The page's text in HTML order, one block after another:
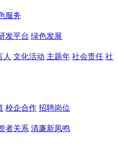
服务
发平台 绿色发展
人 文化活动 主题年 社会责任 社
校企合作 招聘岗位
者关系 清廉新凤鸣